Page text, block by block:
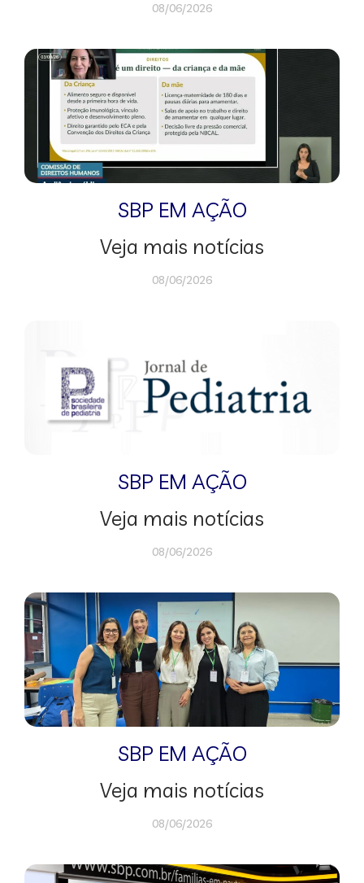
08/06/2026
SBP EM AÇÃO
Veja mais notícias
08/06/2026
SBP EM AÇÃO
Veja mais notícias
08/06/2026
SBP EM AÇÃO
Veja mais notícias
08/06/2026